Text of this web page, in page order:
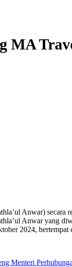
MA
Anwar)
Anwar
2024,
Menteri Perhubunga